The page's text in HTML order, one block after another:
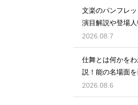
文楽のパンフレ
演目解説や登場人
かりやすく紹介
2026.08.7
仕舞とは何かを
説！能の名場面を
る独特な舞台の魅
2026.08.6